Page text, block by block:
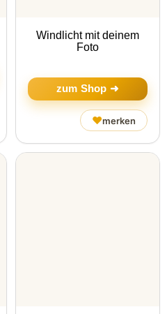
Windlicht mit deinem
Foto
zum Shop ➜
♥merken